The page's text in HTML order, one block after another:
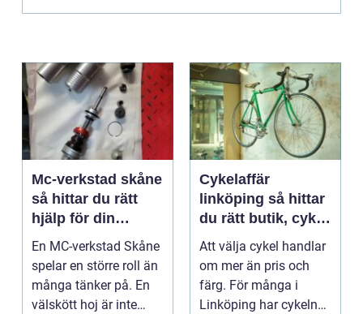
Mc-verkstad skåne
så hittar du rätt
hjälp för din
motorcykel
En MC-verkstad Skåne
spelar en större roll än
många tänker på. En
välskött hoj är inte
Cykelaffär
linköping så hittar
du rätt butik, cykel
och service
Att välja cykel handlar
om mer än pris och
färg. För många i
Linköping har cykeln